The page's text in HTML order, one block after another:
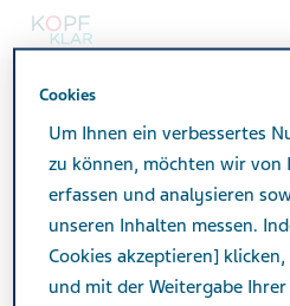
kopf-klar.at
Leben mit Migräne – Tipps für den Alltag
Leben mit
für den Alltag
Cookies
Um Ihnen ein verbessertes
zu können, möchten wir von
erfassen und analysieren
unseren Inhalten messen.
Cookies akzeptieren]
und mit der Weitergabe